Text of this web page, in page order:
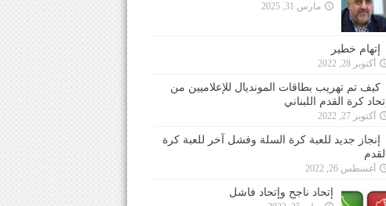
مارس 31, 2025
إتهام خطير
أكتوبر 28, 2022
كيف تم تهريب بطاقات المونديال للإعلاميين من
إتحاد كرة القدم اللبناني
أكتوبر 27, 2022
إنجاز جديد للعبة كرة السلة وفشل آخر للعبة كرة
القدم
أغسطس 26, 2022
إتحاد ناجح وإتحاد فاشل